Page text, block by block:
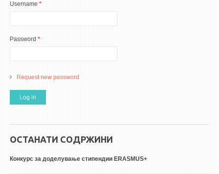
Username *
Password *
Request new password
ОСТАНАТИ СОДРЖИНИ
Конкурс за доделување стипендии ERASMUS+